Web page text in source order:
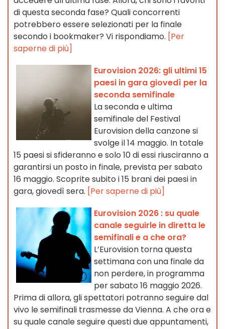
di questa seconda fase? Quali concorrenti
potrebbero essere selezionati per la finale
secondo i bookmaker? Vi rispondiamo. [Per
saperne di più]
Eurovision 2026: gli ultimi 15
paesi in gara giovedì per la
seconda semifinale
La seconda e ultima
semifinale del Festival
Eurovision della canzone si
svolge il 14 maggio. In totale
15 paesi si sfideranno e solo 10 di essi riusciranno a
garantirsi un posto in finale, prevista per sabato
16 maggio. Scoprite subito i 15 brani dei paesi in
gara, giovedì sera. [Per saperne di più]
Eurovision 2026 : su quale
canale seguirle in diretta le
semifinali e a che ora?
L’Eurovision torna questa
settimana con una finale da
non perdere, in programma
per sabato 16 maggio 2026.
Prima di allora, gli spettatori potranno seguire dal
vivo le semifinali trasmesse da Vienna. A che ora e
su quale canale seguire questi due appuntamenti,